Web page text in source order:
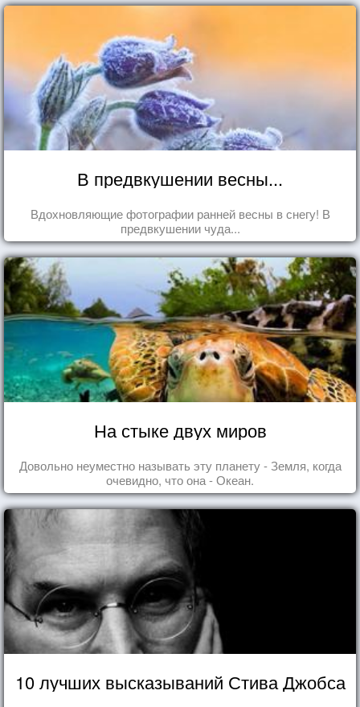
В предвкушении весны...
Вдохновляющие фотографии ранней весны в снегу! В
предвкушении чуда...
На стыке двух миров
Довольно неуместно называть эту планету - Земля, когда
очевидно, что она - Океан.
10 лучших высказываний Стива Джобса